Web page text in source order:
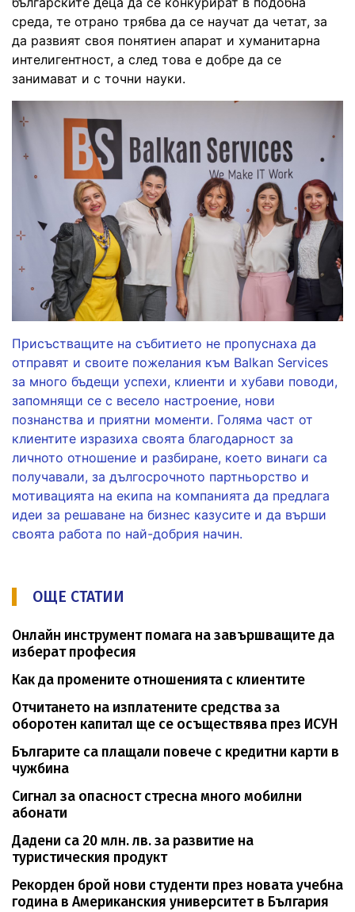
среда, те отрано трябва да се научат да четат, за
да развият своя понятиен апарат и хуманитарна
интелигентност, а след това е добре да се
занимават и с точни науки.
Присъстващите на събитието не пропуснаха да
отправят и своите пожелания към Balkan Services
за много бъдещи успехи, клиенти и хубави поводи,
запомнящи се с весело настроение, нови
познанства и приятни моменти. Голяма част от
клиентите изразиха своята благодарност за
личното отношение и разбиране, което винаги са
получавали, за дългосрочното партньорство и
мотивацията на екипа на компанията да предлага
идеи за решаване на бизнес казусите и да върши
своята работа по най-добрия начин.
ОЩЕ СТАТИИ
Онлайн инструмент помага на завършващите да
изберат професия
Как да промените отношенията с клиентите
Отчитането на изплатените средства за
оборотен капитал ще се осъществява през ИСУН
Българите са плащали повече с кредитни карти в
чужбина
Сигнал за опасност стресна много мобилни
абонати
Дадени са 20 млн. лв. за развитие на
туристическия продукт
Рекорден брой нови студенти през новата учебна
година в Американския университет в България